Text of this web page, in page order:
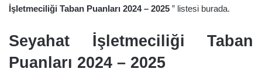
İşletmeciliği Taban Puanları 2024 – 2025 ” listesi burada.
Seyahat İşletmeciliği Taban
Puanları 2024 – 2025